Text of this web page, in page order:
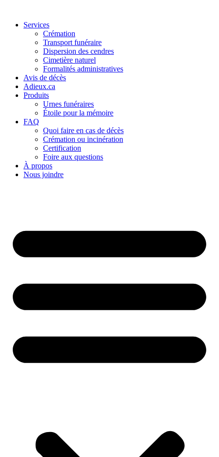
Services
Crémation
Transport funéraire
Dispersion des cendres
Cimetière naturel
Formalités administratives
Avis de décès
Adieux.ca
Produits
Urnes funéraires
Étoile pour la mémoire
FAQ
Quoi faire en cas de décès
Crémation ou incinération
Certification
Foire aux questions
À propos
Nous joindre